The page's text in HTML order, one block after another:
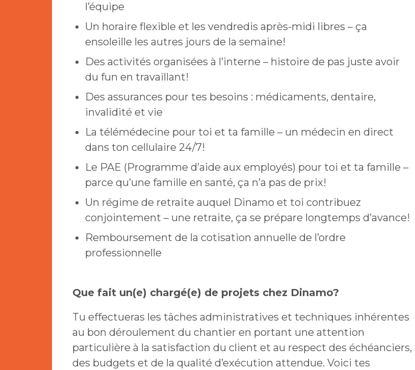
l’équipe
Un horaire flexible et les vendredis après-midi libres – ça
ensoleille les autres jours de la semaine!
Des activités organisées à l’interne – histoire de pas juste avoir
du fun en travaillant!
Des assurances pour tes besoins : médicaments, dentaire,
invalidité et vie
La télémédecine pour toi et ta famille – un médecin en direct
dans ton cellulaire 24/7!
Le PAE (Programme d’aide aux employés) pour toi et ta famille –
parce qu’une famille en santé, ça n’a pas de prix!
Un régime de retraite auquel Dinamo et toi contribuez
conjointement – une retraite, ça se prépare longtemps d’avance!
Remboursement de la cotisation annuelle de l’ordre
professionnelle
Que fait un(e) chargé(e) de projets chez Dinamo?
Tu effectueras les tâches administratives et techniques inhérentes
au bon déroulement du chantier en portant une attention
particulière à la satisfaction du client et au respect des échéanciers,
des budgets et de la qualité d’exécution attendue. Voici tes